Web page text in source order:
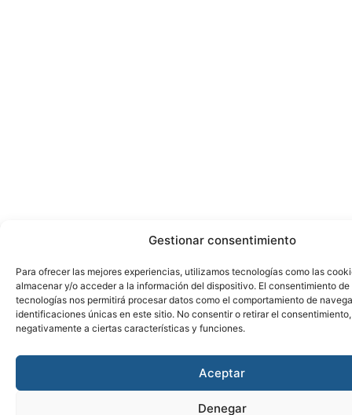
Gestionar consentimiento
Para ofrecer las mejores experiencias, utilizamos tecnologías como las
almacenar y/o acceder a la información del dispositivo. El consentimiento de
tecnologías nos permitirá procesar datos como el comportamiento de
identificaciones únicas en este sitio. No consentir o retirar el
negativamente a ciertas características y funciones.
Aceptar
Denegar